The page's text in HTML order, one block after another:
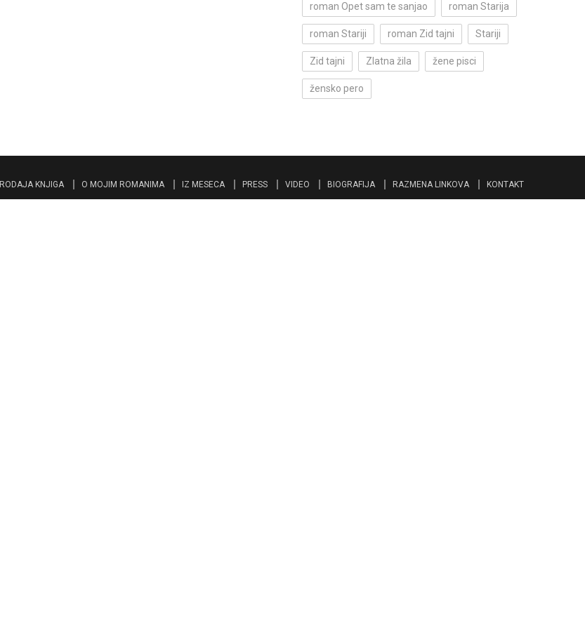
roman Opet sam te sanjao roman Starija
roman Stariji roman Zid tajni Stariji
Zid tajni Zlatna žila žene pisci
žensko pero
KNJIGA O MOJIM ROMANIMA IZ MESECA PRESS VIDEO BIOGRAFIJA RAZMENA LINKOVA KONTAKT